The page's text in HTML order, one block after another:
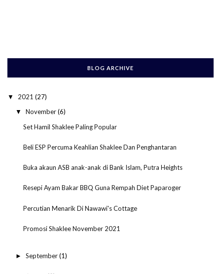
BLOG ARCHIVE
▼ 2021 (27)
▼ November(6)
Set Hamil Shaklee Paling Popular
Beli ESP Percuma Keahlian Shaklee Dan Penghantaran
Buka akaun ASB anak-anak di Bank Islam, Putra Heights
Resepi Ayam Bakar BBQ Guna Rempah Diet Paparoger
Percutian Menarik Di Nawawi's Cottage
Promosi Shaklee November 2021
► September(1)